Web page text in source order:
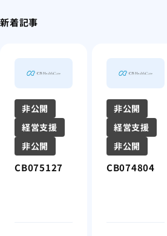
新着記事
非公開
経営支援
非公開
CB075127
非公開
経営支援
非公開
CB074804